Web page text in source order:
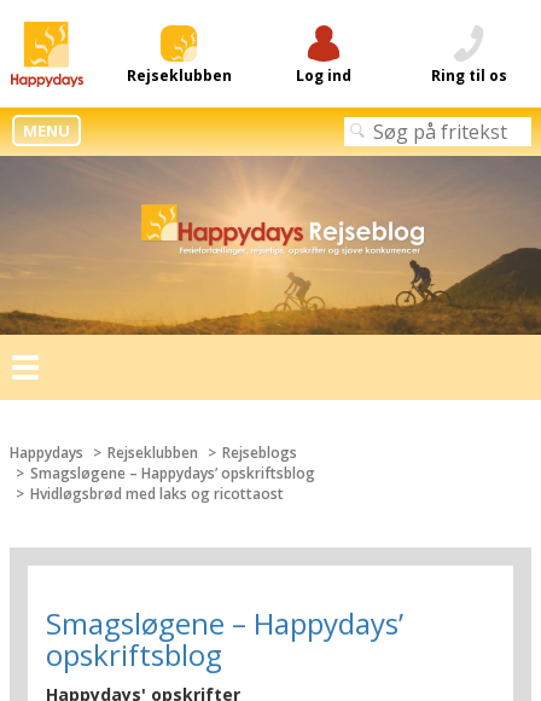
Rejseklubben Log ind Ring til os
MENU
Toggle
navigation
Happydays Rejseklubben
Rejseblogs
Smagsløgene – Happydays’ opskriftsblog
Hvidløgsbrød med laks og ricottaost
Smagsløgene – Happydays’
opskriftsblog
Happydays' opskrifter